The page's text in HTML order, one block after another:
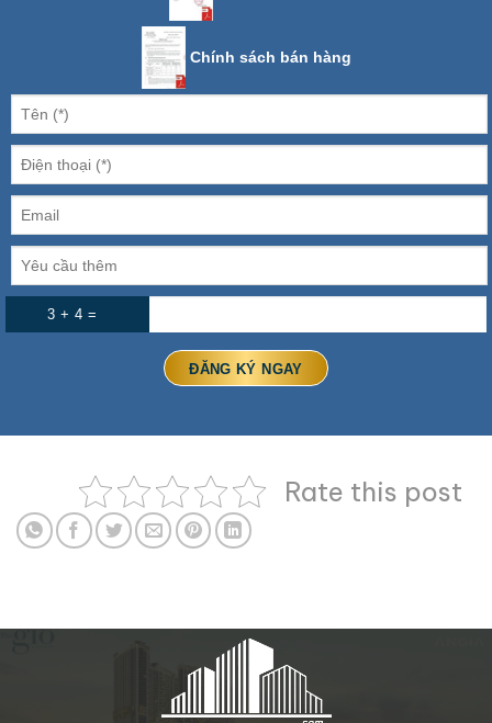
Chính sách bán hàng
3 + 4 =
Rate this post